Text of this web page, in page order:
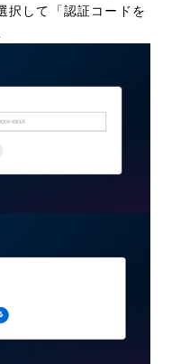
択して「認証コードを